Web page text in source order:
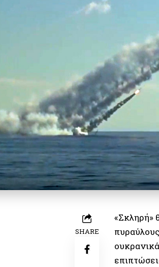
SHARE
«Σκληρή»